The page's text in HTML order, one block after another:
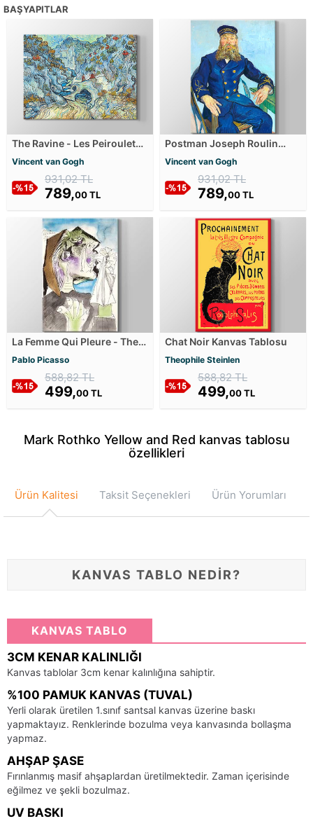
BAŞYAPITLAR
The Ravine - Les Peiroulets
Kanvas Tablosu
Vincent van Gogh
931,02 TL
789,00 TL
Postman Joseph Roulin
Kanvas Tablosu
Vincent van Gogh
931,02 TL
789,00 TL
La Femme Qui Pleure - The
Weeping Woman Kanvas
Tablosu
Pablo Picasso
588,82 TL
499,00 TL
Chat Noir Kanvas Tablosu
Theophile Steinlen
588,82 TL
499,00 TL
Mark Rothko Yellow and Red kanvas tablosu
özellikleri
Ürün Kalitesi Taksit Seçenekleri Ürün Yorumları
KANVAS TABLO NEDİR?
KANVAS TABLO
3CM KENAR KALINLIĞI
Kanvas tablolar 3cm kenar kalınlığına sahiptir.
%100 PAMUK KANVAS (TUVAL)
Yerli olarak üretilen 1.sınıf santsal kanvas üzerine baskı
yapmaktayız. Renklerinde bozulma veya kanvasında bollaşma
yapmaz.
AHŞAP ŞASE
Fırınlanmış masif ahşaplardan üretilmektedir. Zaman içerisinde
eğilmez ve şekli bozulmaz.
UV BASKI